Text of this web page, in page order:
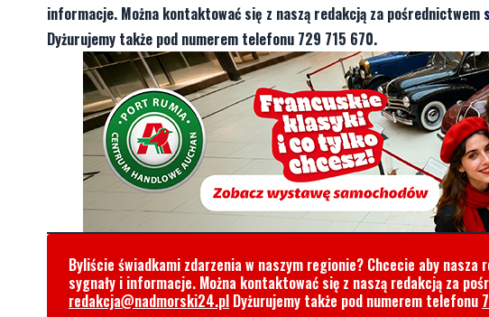
informacje. Można kontaktować się z naszą redakcją za pośrednictwem
Dyżurujemy także pod numerem telefonu 729 715 670.
Byliście świadkami zdarzenia w naszym regionie? Chcecie aby nasza
sygnały i informacje. Można kontaktować się z naszą redakcją za
redakcja@nadmorski24.pl Dyżurujemy także pod numerem telefonu